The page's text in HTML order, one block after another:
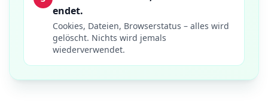
endet.
Cookies, Dateien, Browserstatus – alles wird
gelöscht. Nichts wird jemals
wiederverwendet.